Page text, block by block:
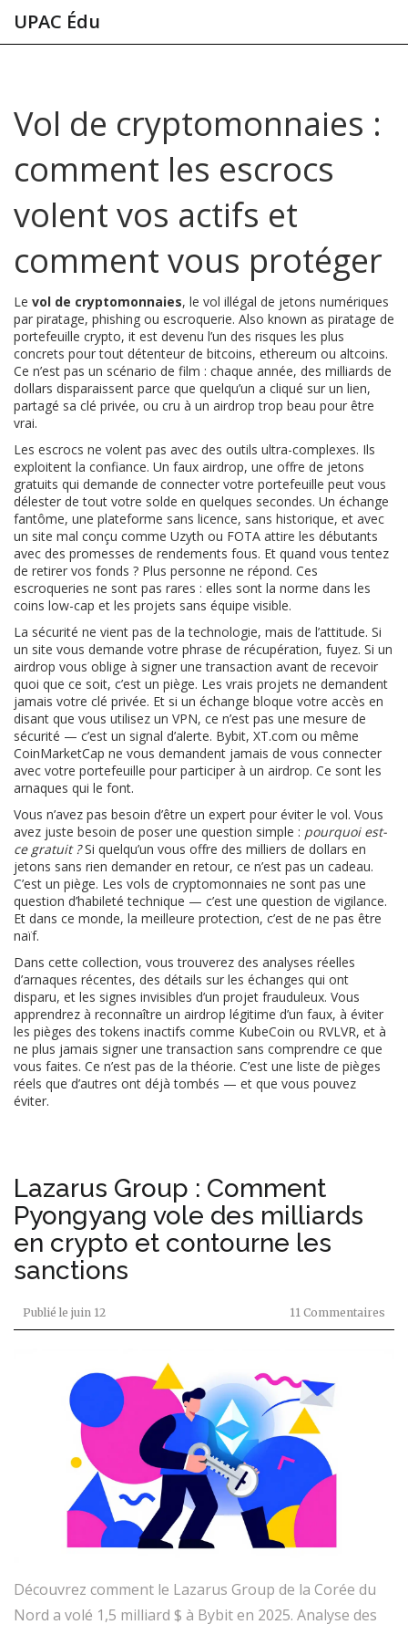
UPAC Édu
Vol de cryptomonnaies :
comment les escrocs
volent vos actifs et
comment vous protéger
Le vol de cryptomonnaies, le vol illégal de jetons numériques
par piratage, phishing ou escroquerie. Also known as piratage de
portefeuille crypto, it est devenu l’un des risques les plus
concrets pour tout détenteur de bitcoins, ethereum ou altcoins.
Ce n’est pas un scénario de film : chaque année, des milliards de
dollars disparaissent parce que quelqu’un a cliqué sur un lien,
partagé sa clé privée, ou cru à un airdrop trop beau pour être
vrai.
Les escrocs ne volent pas avec des outils ultra-complexes. Ils
exploitent la confiance. Un faux airdrop, une offre de jetons
gratuits qui demande de connecter votre portefeuille peut vous
délester de tout votre solde en quelques secondes. Un échange
fantôme, une plateforme sans licence, sans historique, et avec
un site mal conçu comme Uzyth ou FOTA attire les débutants
avec des promesses de rendements fous. Et quand vous tentez
de retirer vos fonds ? Plus personne ne répond. Ces
escroqueries ne sont pas rares : elles sont la norme dans les
coins low-cap et les projets sans équipe visible.
La sécurité ne vient pas de la technologie, mais de l’attitude. Si
un site vous demande votre phrase de récupération, fuyez. Si un
airdrop vous oblige à signer une transaction avant de recevoir
quoi que ce soit, c’est un piège. Les vrais projets ne demandent
jamais votre clé privée. Et si un échange bloque votre accès en
disant que vous utilisez un VPN, ce n’est pas une mesure de
sécurité — c’est un signal d’alerte. Bybit, XT.com ou même
CoinMarketCap ne vous demandent jamais de vous connecter
avec votre portefeuille pour participer à un airdrop. Ce sont les
arnaques qui le font.
Vous n’avez pas besoin d’être un expert pour éviter le vol. Vous
avez juste besoin de poser une question simple : pourquoi est-
ce gratuit ?Si quelqu’un vous offre des milliers de dollars en
jetons sans rien demander en retour, ce n’est pas un cadeau.
C’est un piège. Les vols de cryptomonnaies ne sont pas une
question d’habileté technique — c’est une question de vigilance.
Et dans ce monde, la meilleure protection, c’est de ne pas être
naïf.
Dans cette collection, vous trouverez des analyses réelles
d’arnaques récentes, des détails sur les échanges qui ont
disparu, et les signes invisibles d’un projet frauduleux. Vous
apprendrez à reconnaître un airdrop légitime d’un faux, à éviter
les pièges des tokens inactifs comme KubeCoin ou RVLVR, et à
ne plus jamais signer une transaction sans comprendre ce que
vous faites. Ce n’est pas de la théorie. C’est une liste de pièges
réels que d’autres ont déjà tombés — et que vous pouvez
éviter.
Lazarus Group : Comment
Pyongyang vole des milliards
en crypto et contourne les
sanctions
Publié le juin 12 11 Commentaires
Découvrez comment le Lazarus Group de la Corée du
Nord a volé 1,5 milliard $ à Bybit en 2025. Analyse des